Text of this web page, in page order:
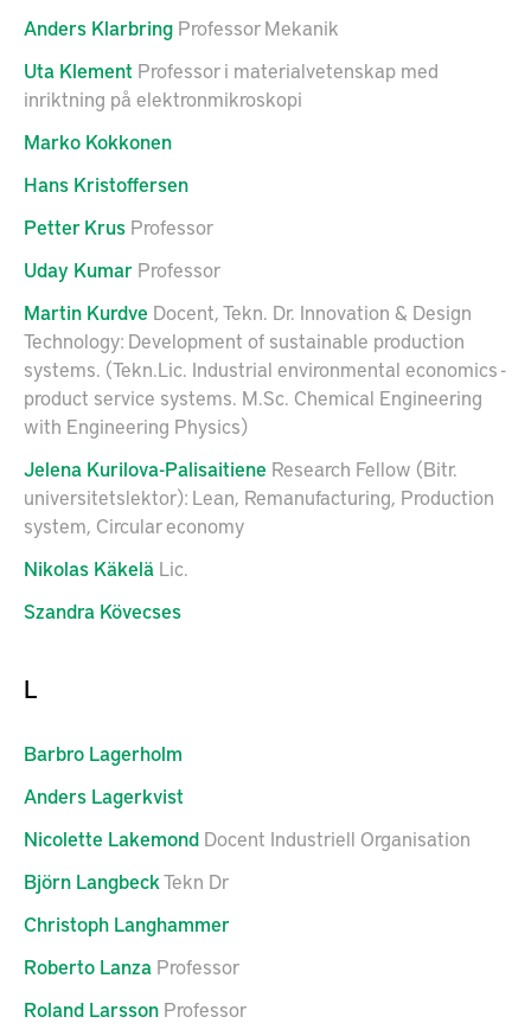
Anders Klarbring Professor Mekanik
Uta Klement Professor i materialvetenskap med
inriktning på elektronmikroskopi
Marko Kokkonen
Hans Kristoffersen
Petter Krus Professor
Uday Kumar Professor
Martin Kurdve Docent, Tekn. Dr. Innovation & Design
Technology: Development of sustainable production
systems. (Tekn.Lic. Industrial environmental economics -
product service systems. M.Sc. Chemical Engineering
with Engineering Physics)
Jelena Kurilova-Palisaitiene Research Fellow (Bitr.
universitetslektor): Lean, Remanufacturing, Production
system, Circular economy
Nikolas Käkelä Lic.
Szandra Kövecses
L
Barbro Lagerholm
Anders Lagerkvist
Nicolette Lakemond Docent Industriell Organisation
Björn LangbeckTekn Dr
Christoph Langhammer
Roberto Lanza Professor
Roland Larsson Professor